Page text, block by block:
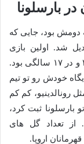
بارسلونا
دومش بود، جایی که
شد. اولین بازی
رسمیش برای تیم اصلی بارسلونا تو سال ۲۰۰۴ و در ۱۷ سالگی بود.
خودش رو تو تیم
رونالدینیو، کم کم
بارسلونا ثبت کرد،
از تعداد گل های
اروپا.